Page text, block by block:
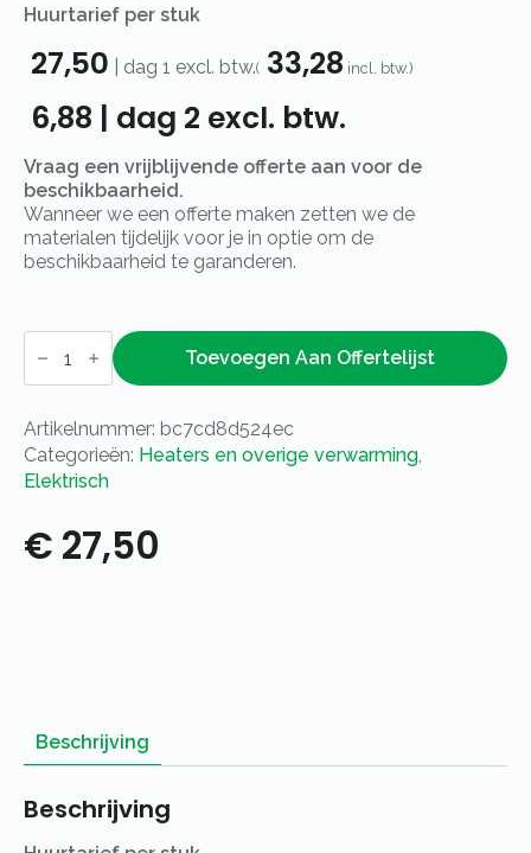
Huurtarief per stuk
27,50 dag 1 excl. btw.( 33,28 incl. btw.)
6,88 | dag 2 excl. btw.
Vraag een vrijblijvende offerte aan voor de
beschikbaarheid.
Wanneer we een offerte maken zetten we de
materialen tijdelijk voor je in optie om de
beschikbaarheid te garanderen.
Terrasheater
elektrisch
1800W
aantal
Toevoegen Aan Offertelijst
Artikelnummer: bc7cd8d524ec
Categorieën: Heaters en overige verwarming
Elektrisch
€ 27,50
Beschrijving
Beschrijving